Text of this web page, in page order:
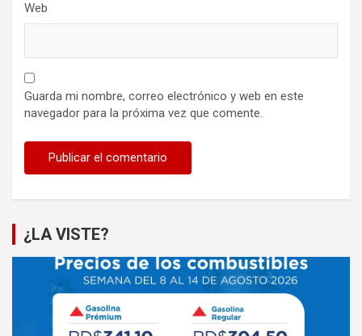
Web
Guarda mi nombre, correo electrónico y web en este
navegador para la próxima vez que comente.
¿LA VISTE?